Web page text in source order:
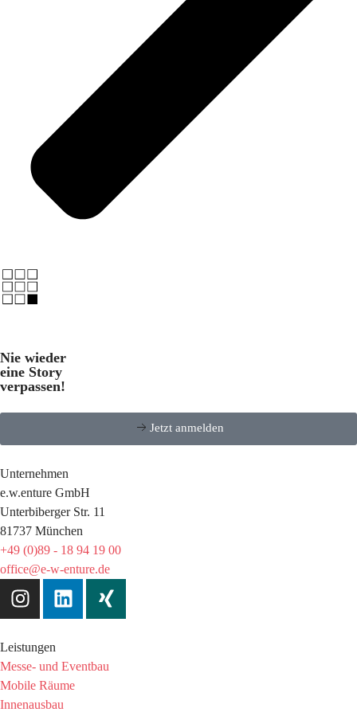
Nie wieder
eine Story
verpassen!
Jetzt anmelden
Unternehmen
e.w.enture GmbH
Unterbiberger Str. 11
81737 München
+49 (0)89 - 18 94 19 00
office@e-w-enture.de
Leistungen
Messe- und Eventbau
Mobile Räume
Innenausbau